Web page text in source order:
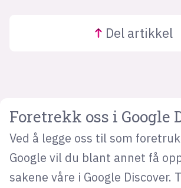
Del artikkel
Foretrekk oss i Google
Ved å legge oss til som
Google vil du blant annet få
sakene våre i Google Discover.